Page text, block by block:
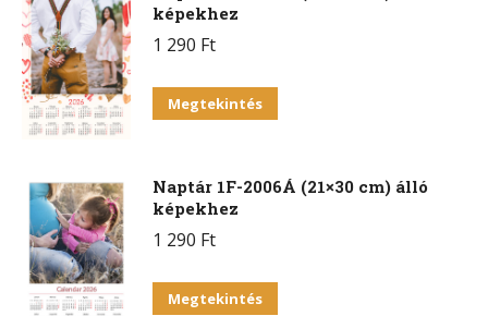
képekhez
1 290 Ft
Megtekintés
Naptár 1F-2006Á (21×30 cm) álló
képekhez
1 290 Ft
Megtekintés